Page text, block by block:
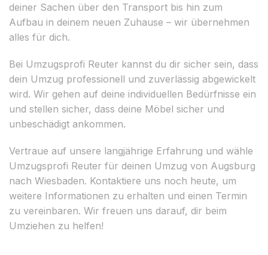
deiner Sachen über den Transport bis hin zum
Aufbau in deinem neuen Zuhause – wir übernehmen
alles für dich.
Bei Umzugsprofi Reuter kannst du dir sicher sein, dass
dein Umzug professionell und zuverlässig abgewickelt
wird. Wir gehen auf deine individuellen Bedürfnisse ein
und stellen sicher, dass deine Möbel sicher und
unbeschädigt ankommen.
Vertraue auf unsere langjährige Erfahrung und wähle
Umzugsprofi Reuter für deinen Umzug von Augsburg
nach Wiesbaden. Kontaktiere uns noch heute, um
weitere Informationen zu erhalten und einen Termin
zu vereinbaren. Wir freuen uns darauf, dir beim
Umziehen zu helfen!